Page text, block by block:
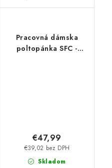
Pracovná dámska
poltopánka SFC -
Skladom
€39,02 bez DPH
€47,99